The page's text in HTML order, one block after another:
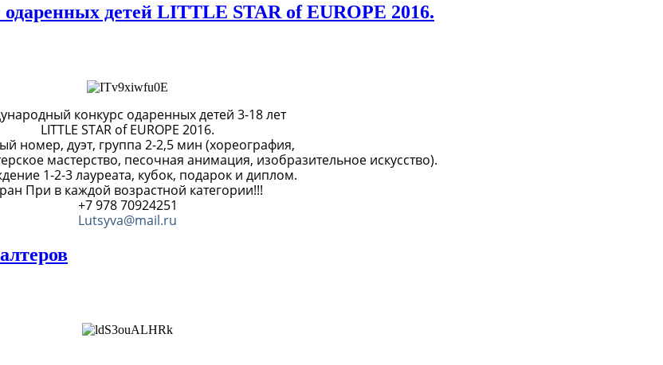
детей LITTLE STAR of EUROPE 2016.
конкурс одаренных детей 3-18 лет
LITTLE STAR of EUROPE 2016.
номер, дуэт, группа 2-2,5 мин (хореография,
мастерство, песочная анимация, изобразительное искусство).
1-2-3 лауреата, кубок, подарок и диплом.
При в каждой возрастной категории!!!
+7 978 70924251
Lutsyva@mail.ru